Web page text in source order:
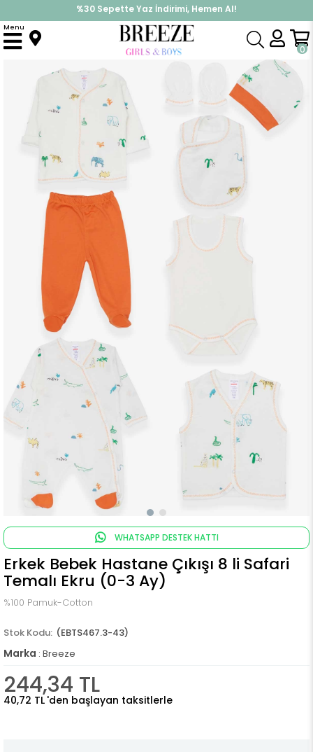
%30 Sepette Yaz İndirimi, Hemen Al!
İndirimlere ek %10 İndirimi Kap, Hemen Üye Ol!
0
Menu
Anasayfa Hastane Çıkışı
WHATSAPP DESTEK HATTI
Erkek Bebek Hastane Çıkışı 8 li Safari
Temalı Ekru (0-3 Ay)
%100 Pamuk-Cotton
(EBTS467.3-43)
Marka : Breeze
244,34 TL
40,72 TL 'den başlayan taksitlerle